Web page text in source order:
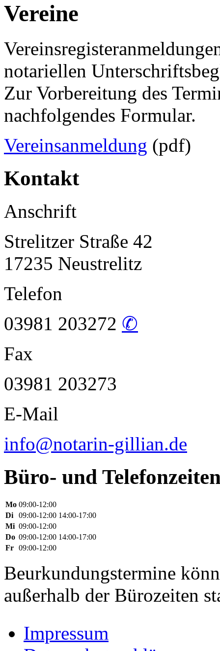
Vereine
notariellen
Zur Vorbereitung des
nachfolgendes Formular.
Vereinsanmeldung (pdf)
Kontakt
Anschrift
Strelitzer Straße 42
17235 Neustrelitz
Telefon
03981 203272 ✆
Fax
03981 203273
E-Mail
info@notarin-gillian.de
Büro- und
Mo 09:00-12:00
Di
09:00-12:00 14:00-17:00
Mi 09:00-12:00
Do 09:00-12:00 14:00-17:00
Fr 09:00-12:00
Beurkundungstermine
außerhalb der Bürozeiten
Impressum